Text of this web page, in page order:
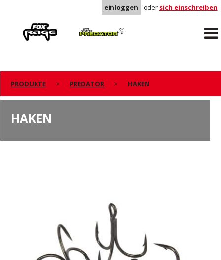
einloggen oder sich einschreiben
Predator
PRODUKTE PREDATOR HAKEN
HAKEN